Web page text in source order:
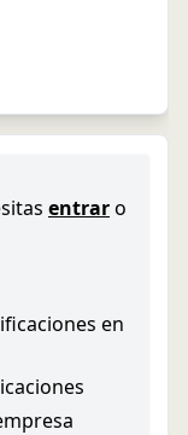
entraro
en